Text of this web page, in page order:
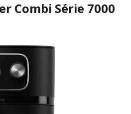
Combi Série 7000